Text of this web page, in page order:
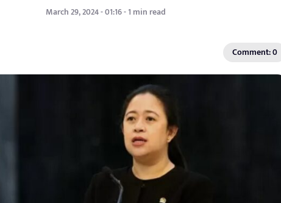
March 29, 2024 - 01:16 - 1 min read
Comment: 0